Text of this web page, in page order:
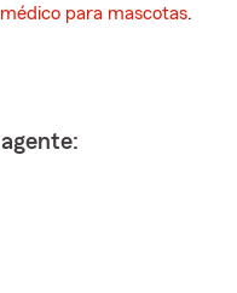
para mascotas.